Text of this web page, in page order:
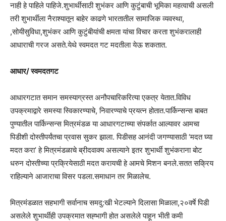
नाही हे पाहिले पाहिजे.शुभार्थीसाठी शुभंकर आणि कुटुंबाची भूमिका महत्वाची असली
तरी शुभार्थीला नैराश्यातून बाहेर काढणे भारतातील सामाजिक व्यवस्था,
,सोयीसुविधा,शुभंकर आणि कुटुंबीयांची क्षमता यांचा विचार करता शुभंकरालाही
आधाराची गरज असते.येथे स्वमदत गट मदतीला येऊ शकतात.
आधार/ स्वमदतगट
आधारगटात समान समस्याग्रस्त अनौपचारिकरित्या एकत्र येतात.विविध
उपक्रमाद्वारे समस्या स्विकारण्याचे, निवारण्याचे प्रयत्न होतात.पार्किन्सन्स बाबत
पुण्यातील पार्किन्सन्स मित्रमंडळ या आधारगटाच्या संपर्कात आल्यावर आमचा
पिडीशी दोस्तीपर्यंतचा प्रवास सुकर झाला. पिडीसह आनंदी जगण्यासाठी ‘मदत घ्या
मदत करा’ हे मित्रमंडळाचे ब्रीदवाक्य असल्याने इतर शुभार्थी शुभंकराना बोट
धरुन दोस्तीच्या प्रक्रियेसाठी मदत करायची हे आमचे मिशन बनले.सतत सक्रिय
राहिल्याने आजाराचा विसर पडला.समाधान तर मिळालेच.
मित्रमंडळात सहभागी सर्वानाच समदु:खी भेटल्याने दिलासा मिळाला,२०वर्षे पिडी
असलेले शुभार्थीही उपक्रमात सह्भागी होत असलेले पाहून भीती कमी